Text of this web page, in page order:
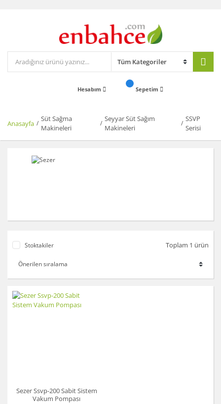
Hesabım Sepetim
Anasayfa
Süt Sağma
Makineleri
Seyyar Süt Sağım
Makineleri
SSVP
Serisi
Stoktakiler Toplam 1 ürün
Sezer Ssvp-200 Sabit Sistem
Vakum Pompası